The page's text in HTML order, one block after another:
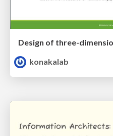
konakalab